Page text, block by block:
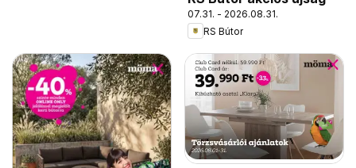
07.31. - 2026.08.31.
RS Bútor